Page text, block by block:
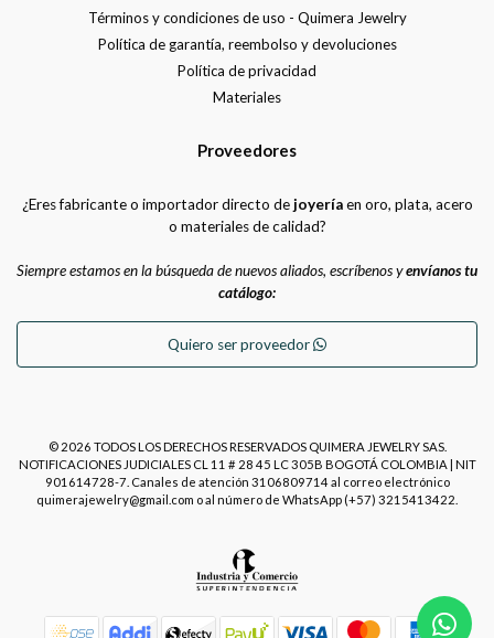
Términos y condiciones de uso - Quimera Jewelry
Política de garantía, reembolso y devoluciones
Política de privacidad
Materiales
Proveedores
¿Eres fabricante o importador directo dejoyeríaen oro, plata, acero
o materiales de calidad?
Siempre estamos en la búsqueda de nuevos aliados, escríbenos yenvíanos tu
catálogo:
Quiero ser proveedor
© 2026 TODOS LOS DERECHOS RESERVADOS QUIMERA JEWELRY SAS.
NOTIFICACIONES JUDICIALES CL 11 # 28 45 LC 305B BOGOTÁ COLOMBIA | NIT
901614728-7. Canales de atención 3106809714 al correo electrónico
quimerajewelry@gmail.com o al número de WhatsApp (+57) 3215413422.